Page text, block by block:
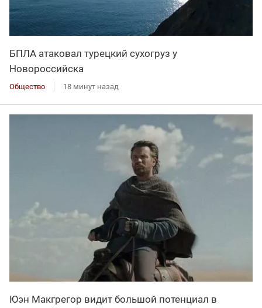
БПЛА атаковал турецкий сухогруз у
Новороссийска
Общество 18 минут назад
Юэн Макгрегор видит большой потенциал в